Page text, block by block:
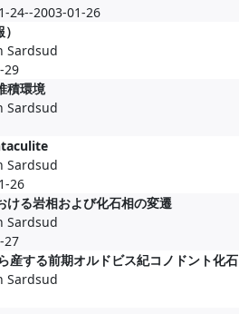
24--2003-01-26
Sardsud
29
積環境
Sardsud
Sardsud
26
ける岩相および化石相の変遷
Sardsud
27
する前期オルドビス紀コノドント化石
Sardsud